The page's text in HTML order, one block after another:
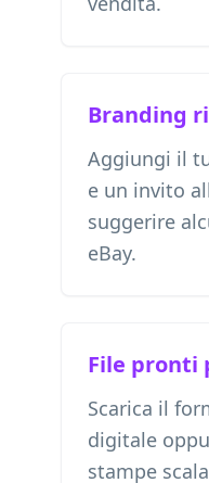
Branding
Aggiungi il
e un invito
suggerire
eBay.
File pronti
Scarica il
digitale
stampe